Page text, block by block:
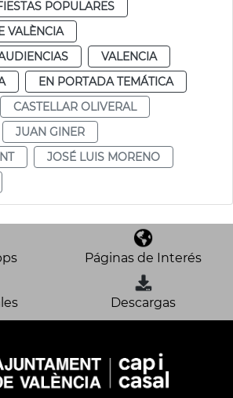
POPULARES
VALÈNCIA
VALENCIA
EN PORTADA TEMÁTICA
CASTELLAR OLIVERAL
JUAN GINER
JOSÉ LUIS MORENO
Páginas de Interés
Descargas